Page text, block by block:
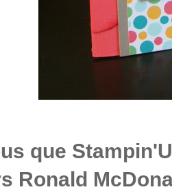
que
Ronald